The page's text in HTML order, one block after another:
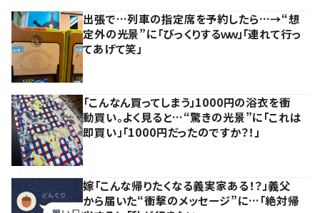
出張で…列車の指定席を予約したら…→“想
定外の光景”に「びっくりするｗｗ」「連れて行っ
てあげて笑」
「こんなん買ってしまう」1000円の浴衣を衝
動買い。よく見ると…“驚きの光景”に「これは
即買い」「1000円だったのですか？！」
嫁「こんな帰りたくなる義実家ある！？」義父
から届いた“衝撃のメッセージ”に…「絶対帰